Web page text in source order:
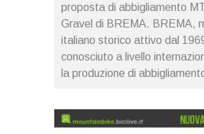
proposta di abbigliamento
Gravel di BREMA. BREMA,
italiano storico attivo dal
conosciuto a livello
la produzione di